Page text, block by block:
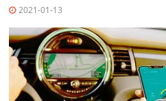
2021-01-13